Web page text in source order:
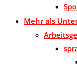
Mehr als